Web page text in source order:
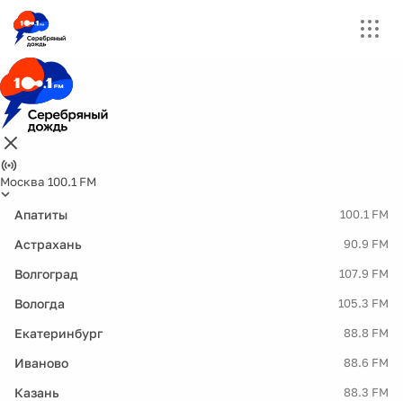
Москва 100.1 FM
Апатиты 100.1 FM
Астрахань 90.9 FM
Волгоград 107.9 FM
Вологда 105.3 FM
Екатеринбург 88.8 FM
Иваново 88.6 FM
Казань 88.3 FM